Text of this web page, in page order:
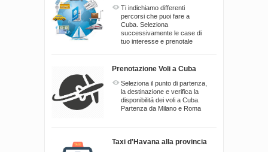
Ti indichiamo differenti
percorsi che puoi fare a
Cuba. Seleziona
successivamente le case di
tuo interesse e prenotale
Prenotazione Voli a Cuba
Seleziona il punto di partenza,
la destinazione e verifica la
disponibilitá dei voli a Cuba.
Partenza da Milano e Roma
Taxi d'Havana alla provincia